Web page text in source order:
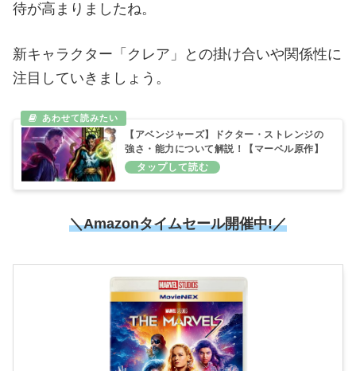
待が高まりましたね。
新キャラクター「クレア」との掛け合いや関係性に
注目していきましょう。
【アベンジャーズ】ドクター・ストレンジの
強さ・能力について解説！【マーベル原作】
＼Amazonタイムセール開催中!／